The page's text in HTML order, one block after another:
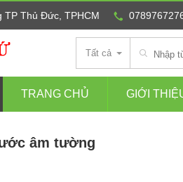
TP Thủ Đức, TPHCM
Tất cả
TRANG CHỦ GIỚI
âm tường